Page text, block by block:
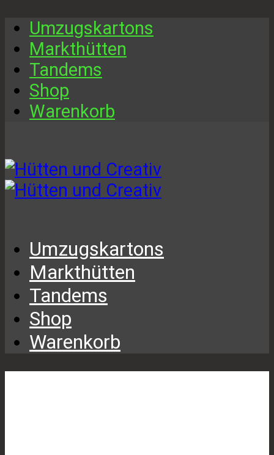
Umzugskartons
Markthütten
Tandems
Shop
Warenkorb
Umzugskartons
Markthütten
Tandems
Shop
Warenkorb